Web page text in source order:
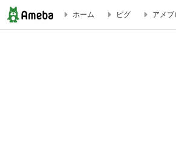
日産セレナ インテリジェントキー追
ホーム ピグ アメブ